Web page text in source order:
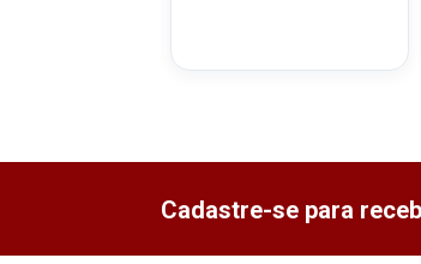
Cadastre-se para